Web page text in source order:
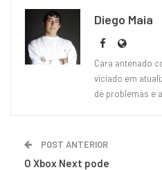
Diego Maia
Cara antenado
viciado em
de problemas e
POST ANTERIOR
O Xbox Next pode